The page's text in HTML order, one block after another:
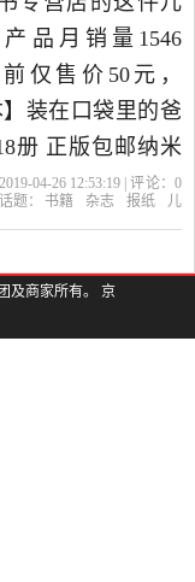
书籍,杂志,报纸当
很高的儿童文
南 长沙发货。
品月销量1546
仅售价50元，
】装在口袋里的爸
册 正版包邮纳米
悔药小学生8-10-
2019年树童图书
04-26 12:53:19 | 评论： 0
话题： 书籍 杂志 报纸
儿
及商家所有。 京